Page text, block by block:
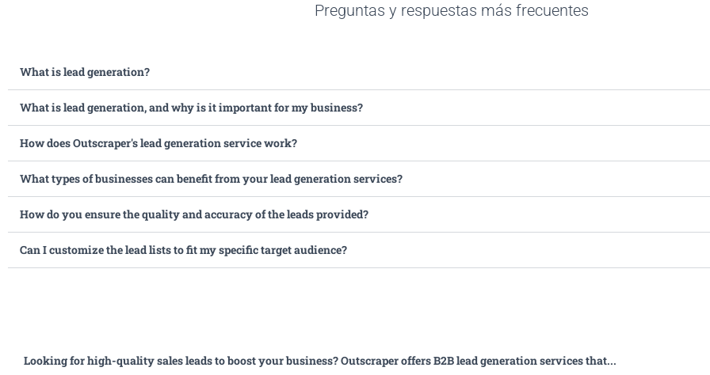
Preguntas y respuestas más frecuentes
What is lead generation?
What is lead generation, and why is it important for my business?
How does Outscraper's lead generation service work?
What types of businesses can benefit from your lead generation services?
How do you ensure the quality and accuracy of the leads provided?
Can I customize the lead lists to fit my specific target audience?
Looking for high-quality sales leads to boost your business? Outscraper offers B2B lead generation services that...